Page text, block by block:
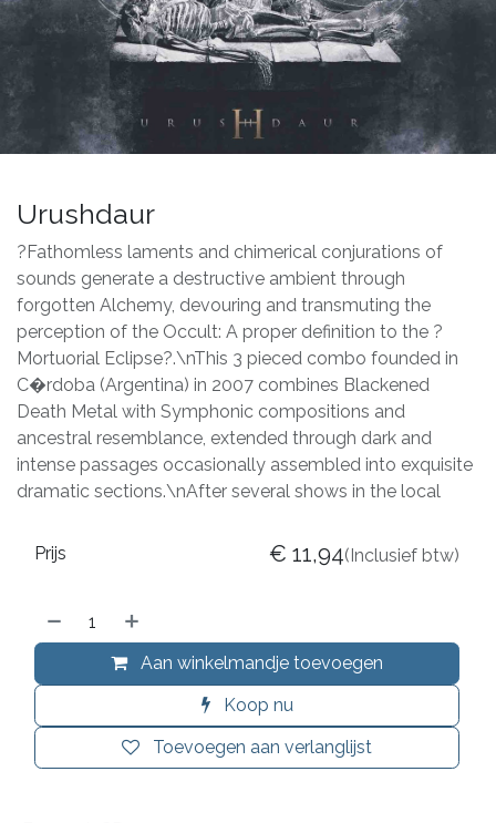
Urushdaur
?Fathomless laments and chimerical conjurations of
sounds generate a destructive ambient through
forgotten Alchemy, devouring and transmuting the
perception of the Occult: A proper definition to the ?
Mortuorial Eclipse?.\nThis 3 pieced combo founded in
C�rdoba (Argentina) in 2007 combines Blackened
Death Metal with Symphonic compositions and
ancestral resemblance, extended through dark and
intense passages occasionally assembled into exquisite
dramatic sections.\nAfter several shows in the local
Aan winkelmandje toevoegen
Koop nu
Toevoegen aan verlanglijst
Prijs € 11,94(Inclusief btw)